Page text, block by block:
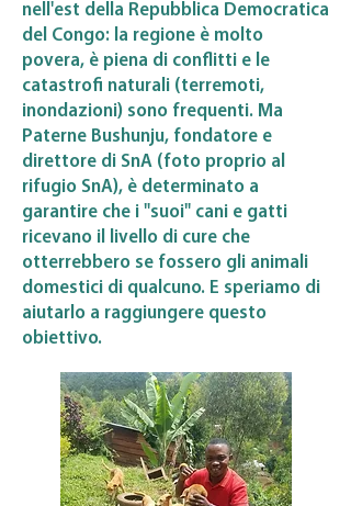
nell'est della Repubblica Democratica
del Congo: la regione è molto
povera, è piena di conflitti e le
catastrofi naturali (terremoti,
inondazioni) sono frequenti. Ma
Paterne Bushunju, fondatore e
direttore di SnA (foto proprio al
rifugio SnA), è determinato a
garantire che i "suoi" cani e gatti
ricevano il livello di cure che
otterrebbero se fossero gli animali
domestici di qualcuno. E speriamo di
aiutarlo a raggiungere questo
obiettivo.